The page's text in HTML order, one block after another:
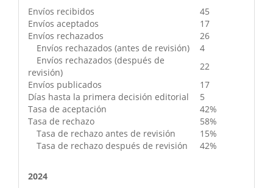
Envíos recibidos
45
Envíos aceptados
17
Envíos rechazados
26
Envíos rechazados (antes de revisión)
4
Envíos rechazados (después de
revisión)
22
Envíos publicados
17
Días hasta la primera decisión editorial
5
Tasa de aceptación
42%
Tasa de rechazo
58%
Tasa de rechazo antes de revisión
15%
Tasa de rechazo después de revisión
42%
2024